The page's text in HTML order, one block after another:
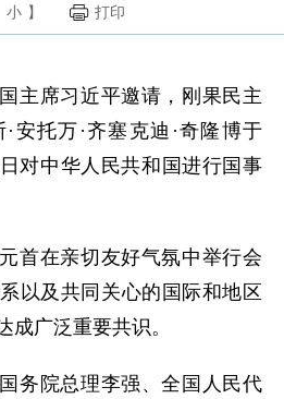
小 】 打印
主席习近平邀请，刚果民主
安托万·齐塞克迪·奇隆博于
对中华人民共和国进行国事
首在亲切友好气氛中举行会
以及共同关心的国际和地区
成广泛重要共识。
务院总理李强、全国人民代